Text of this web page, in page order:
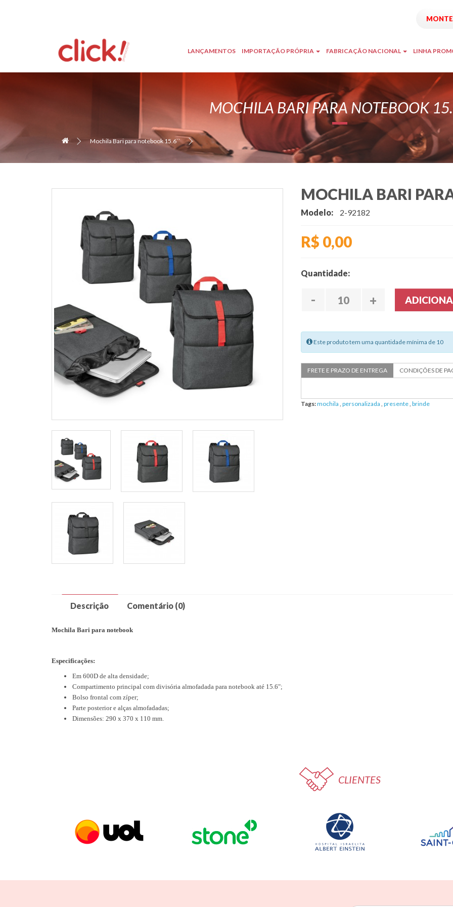
LANÇAMENTOS IMPORTAÇÃO PRÓPRIA FABRICAÇÃO NACIONAL LINHA
MOCHILA BARI PARA NOTEBOOK
Mochila Bari para notebook 15.6``
MOCHILA BARI
Modelo: 2-92182
R$ 0,00
Quantidade:
- +
Este produto tem uma quantidade mínima de 10
FRETE E PRAZO DE ENTREGA CONDIÇÕES DE
Tags:mochila , personalizada , presente, brinde
Descrição Comentário (0)
Mochila Bari para notebook
Especificações:
Em 600D de alta densidade;
Compartimento principal com divisória almofadada para notebook até 15.6";
Bolso frontal com zíper;
Parte posterior e alças almofadadas;
Dimensões: 290 x 370 x 110 mm.
CLIENTES